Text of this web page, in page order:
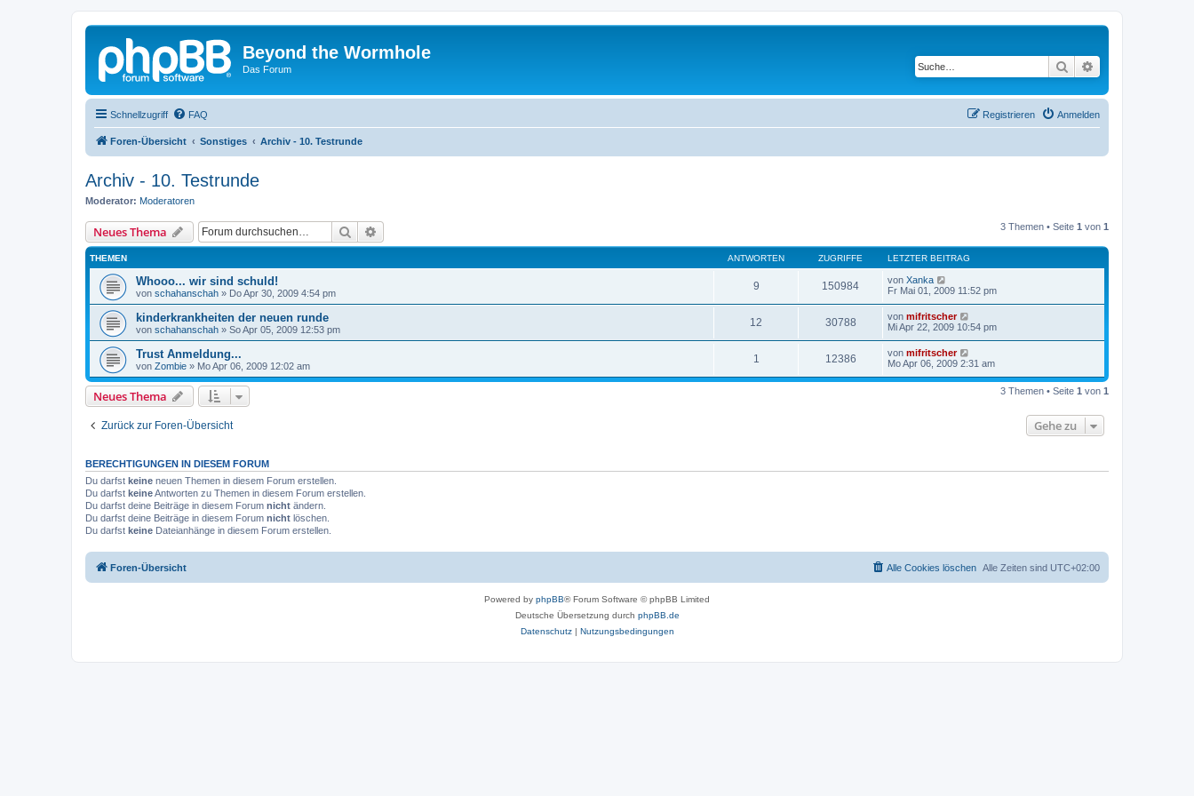
Beyond the Wormhole
Das Forum Suche
Schnellzugriff FAQ Anmelden
Registrieren
Foren-Übersicht Sonstiges Archiv - 10. Testrunde
Archiv - 10. Testrunde
Moderator: Moderatoren
Neues Thema Suche 3 Themen • Seite 1 von 1
THEMEN ANTWORTEN ZUGRIFFE LETZTER BEITRAG
Whooo... wir sind schuld!
von schahanschah » Do Apr 30, 2009 4:54 pm
9 150984 von Xanka
Fr Mai 01, 2009 11:52 pm
kinderkrankheiten der neuen runde
von schahanschah » So Apr 05, 2009 12:53 pm
12 30788 von mifritscher
Mi Apr 22, 2009 10:54 pm
Trust Anmeldung...
von Zombie » Mo Apr 06, 2009 12:02 am
1 12386 von mifritscher
Mo Apr 06, 2009 2:31 am
Neues Thema 3 Themen • Seite 1 von 1
Zurück zur Foren-Übersicht Gehe zu
BERECHTIGUNGEN IN DIESEM FORUM
Du darfst keine neuen Themen in diesem Forum erstellen.
Du darfst keineAntworten zu Themen in diesem Forum erstellen.
Du darfst deine Beiträge in diesem Forum nicht ändern.
Du darfst deine Beiträge in diesem Forum nicht löschen.
Du darfst keine Dateianhänge in diesem Forum erstellen.
Foren-Übersicht Alle Zeiten sind UTC+02:00
Alle Cookies löschen
Powered by phpBB® Forum Software © phpBB Limited
Deutsche Übersetzung durch phpBB.de
Datenschutz| Nutzungsbedingungen